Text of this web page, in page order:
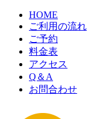
HOME
ご利用の流れ
ご予約
料金表
アクセス
Q＆A
お問合わせ